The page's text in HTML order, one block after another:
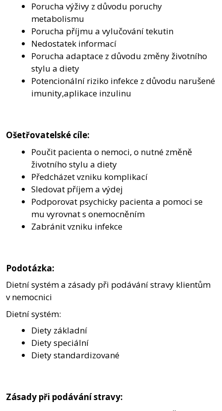
Porucha výživy z důvodu poruchy
metabolismu
Porucha příjmu a vylučování tekutin
Nedostatek informací
Porucha adaptace z důvodu změny životního
stylu a diety
Potencionální riziko infekce z důvodu narušené
imunity,aplikace inzulinu
Ošetřovatelské cíle:
Poučit pacienta o nemoci, o nutné změně
životního stylu a diety
Předcházet vzniku komplikací
Sledovat příjem a výdej
Podporovat psychicky pacienta a pomoci se
mu vyrovnat s onemocněním
Zabránit vzniku infekce
Podotázka:
Dietní systém a zásady při podávání stravy klientům
v nemocnici
Dietní systém:
Diety základní
Diety speciální
Diety standardizované
Zásady při podávání stravy: